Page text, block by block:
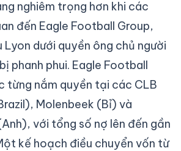
nghiêm trọng hơn khi các
đến Eagle Football Group,
dưới quyền ông chủ người
phanh phui. Eagle Football
từng nắm quyền tại các CLB
Molenbeek (Bỉ) và
với tổng số nợ lên đến gần
kế hoạch điều chuyển vốn từ